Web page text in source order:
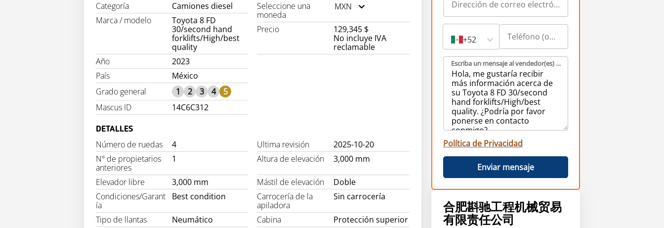
Categoría
Camiones diesel
Marca / modelo
Toyota 8 FD
30/second hand
forklifts/High/best
quality
Año
2023
País
México
Grado general
1 2 3 4
5
Mascus ID
14C6C312
Seleccione una
moneda
MXN
Precio
129,345 $
No incluye IVA
reclamable
DETALLES
Número de ruedas 4 Ultima revisión
2025-10-20
Nº de propietarios
anteriores
1 Altura de elevación 3,000 mm
Elevador libre 3,000 mm Mástil de elevación
Doble
Condiciones/Garant
ía
Best condition
Carrocería de la
apiladora
Sin carrocería
Tipo de llantas Neumático Cabina
Protección superior
+52
Escriba un mensaje al vendedor(es) (obligatorio)
Política de Privacidad
Enviar mensaje
合肥斟驰工程机械贸易
有限责任公司